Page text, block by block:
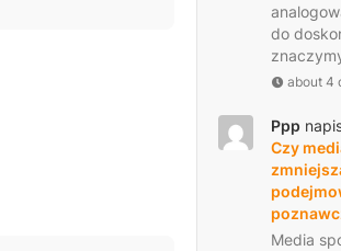
do
about 4
Ppp
Czy
Media